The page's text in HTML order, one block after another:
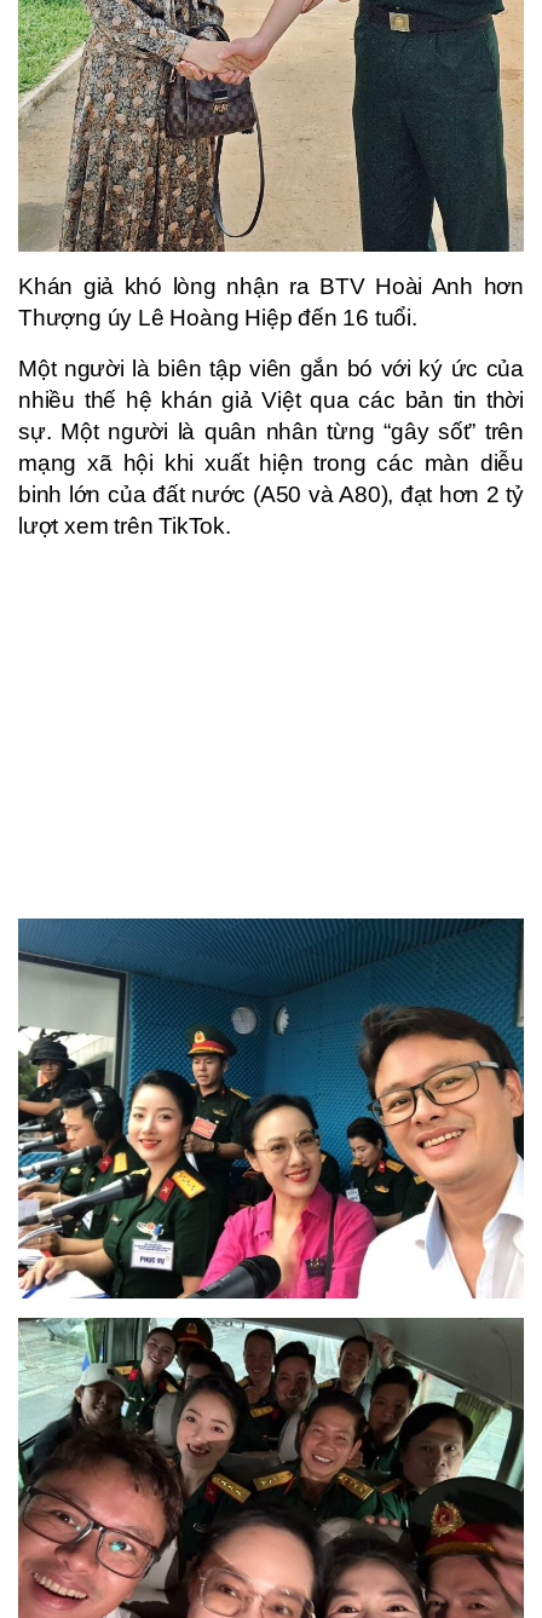
Khán giả khó lòng nhận ra BTV Hoài Anh hơn
Thượng úy Lê Hoàng Hiệp đến 16 tuổi.
Một người là biên tập viên gắn bó với ký ức của
nhiều thế hệ khán giả Việt qua các bản tin thời
sự. Một người là quân nhân từng “gây sốt” trên
mạng xã hội khi xuất hiện trong các màn diễu
binh lớn của đất nước (A50 và A80), đạt hơn 2 tỷ
lượt xem trên TikTok.